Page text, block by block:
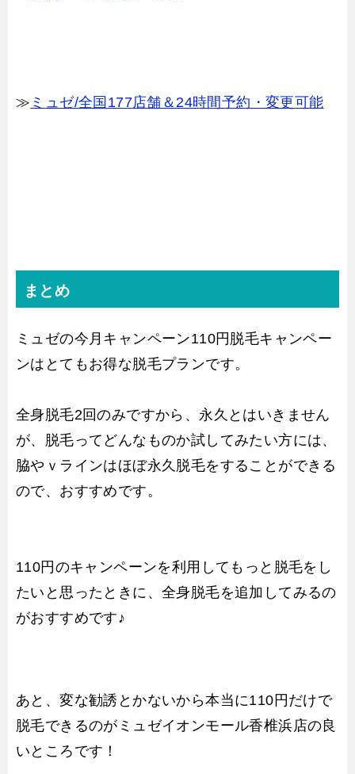
≫ ミュゼ/全国177店舗＆24時間予約・変更可能
まとめ
ミュゼの今月キャンペーン110円脱毛キャンペー
ンはとてもお得な脱毛プランです。
全身脱毛2回のみですから、永久とはいきません
が、脱毛ってどんなものか試してみたい方には、
脇やｖラインはほぼ永久脱毛をすることができる
ので、おすすめです。
110円のキャンペーンを利用してもっと脱毛をし
たいと思ったときに、全身脱毛を追加してみるの
がおすすめです♪
あと、変な勧誘とかないから本当に110円だけで
脱毛できるのがミュゼイオンモール香椎浜店の良
いところです！